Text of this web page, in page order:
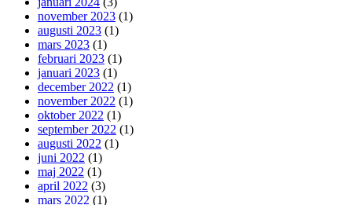
november 2023 (1)
augusti 2023 (1)
mars 2023 (1)
februari 2023 (1)
januari 2023 (1)
december 2022 (1)
november 2022 (1)
oktober 2022 (1)
september 2022 (1)
augusti 2022 (1)
juni 2022 (1)
maj 2022 (1)
april 2022 (3)
mars 2022 (1)